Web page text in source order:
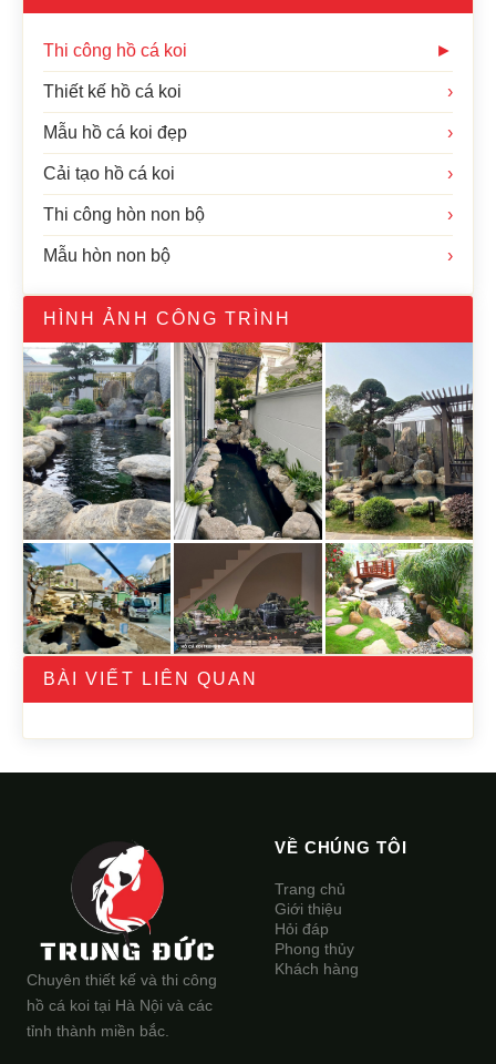
Thi công hồ cá koi ►
Thiết kế hồ cá koi ›
Mẫu hồ cá koi đẹp ›
Cải tạo hồ cá koi ›
Thi công hòn non bộ ›
Mẫu hòn non bộ ›
HÌNH ẢNH CÔNG TRÌNH
BÀI VIẾT LIÊN QUAN
Chuyên thiết kế và thi công
hồ cá koi tại Hà Nội và các
tỉnh thành miền bắc.
VỀ CHÚNG TÔI
Trang chủ
Giới thiệu
Hỏi đáp
Phong thủy
Khách hàng